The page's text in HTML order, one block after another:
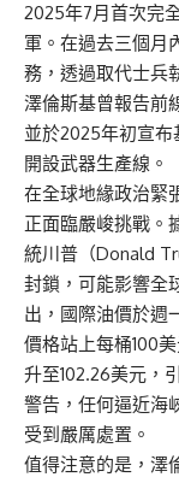
2025年7月首次完
軍。在過去三個月
務，透過取代士兵
澤倫斯基曾報告前
並於2025年初宣
開設武器生產線。
在全球地緣政治緊
正面臨嚴峻挑戰。
統川普（Donald
封鎖，可能影響全
出，國際油價於週
價格站上每桶100
升至102.26美元，
警告，任何逼近海
受到嚴厲處置。
值得注意的是，澤